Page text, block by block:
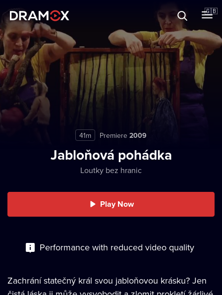
🇬🇧
Vouchers
Register
41m Premiere 2009
Jabloňová pohádka
Loutky bez hranic
Play Now
Performance with reduced video quality
Zachrání statečný král svou jabloňovou krásku? Jen